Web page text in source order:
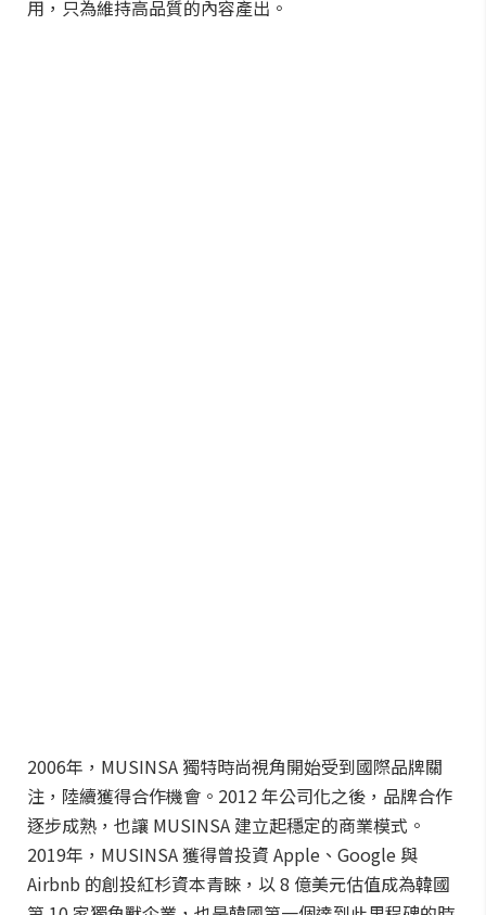
用，只為維持高品質的內容產出。
2006年，MUSINSA 獨特時尚視角開始受到國際品牌關
注，陸續獲得合作機會。2012 年公司化之後，品牌合作
逐步成熟，也讓 MUSINSA 建立起穩定的商業模式。
2019年，MUSINSA 獲得曾投資 Apple、Google 與
Airbnb 的創投紅杉資本青睞，以 8 億美元估值成為韓國